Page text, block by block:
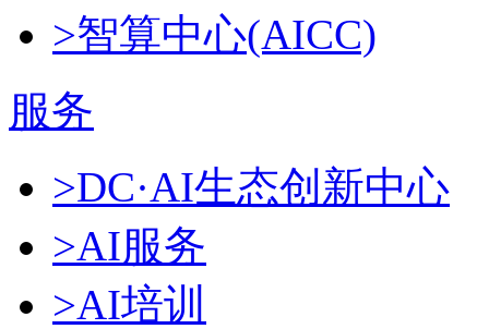
>智算中心(AICC)
服务
>DC·AI生态创新中心
>AI服务
>AI培训